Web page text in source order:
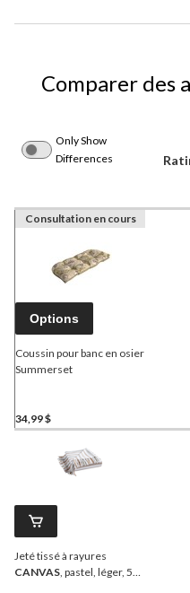
Comparer des
Only Show
Differences
Consultation en cours
Options
Coussin pour banc en osier
Summerset
34,99 $
Jeté tissé à rayures
CANVAS, pastel, léger, 50